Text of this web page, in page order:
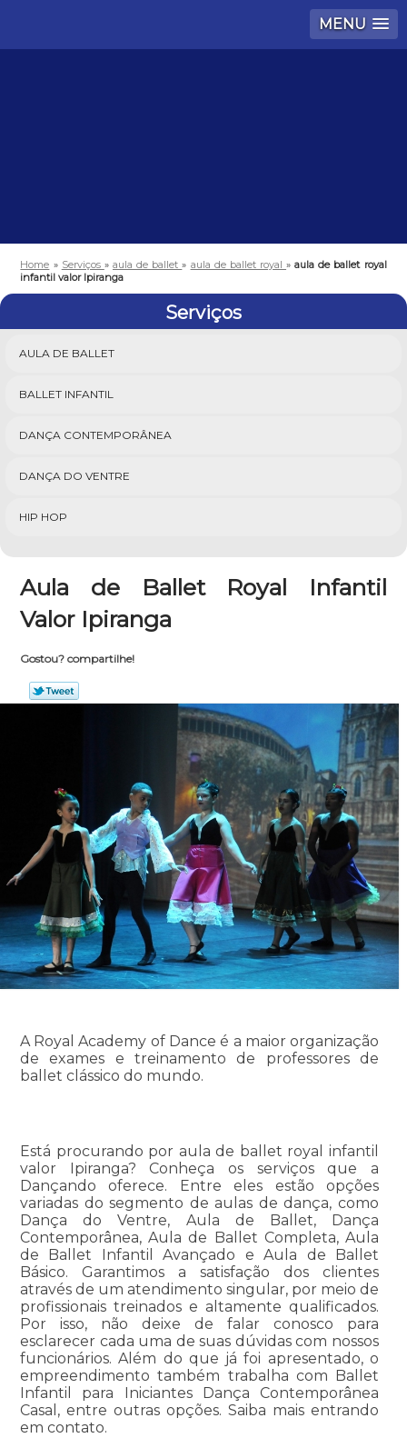
MENU
Home » Serviços » aula de ballet» aula de ballet royal»aula de ballet royal
infantil valor Ipiranga
Serviços
AULA DE BALLET
BALLET INFANTIL
DANÇA CONTEMPORÂNEA
DANÇA DO VENTRE
HIP HOP
Aula de Ballet Royal Infantil
Valor Ipiranga
Gostou? compartilhe!
A Royal Academy of Dance é a maior organização
de exames e treinamento de professores de
ballet clássico do mundo.
Está procurando por aula de ballet royal infantil
valor Ipiranga? Conheça os serviços que a
Dançando oferece. Entre eles estão opções
variadas do segmento de aulas de dança, como
Dança do Ventre, Aula de Ballet, Dança
Contemporânea, Aula de Ballet Completa, Aula
de Ballet Infantil Avançado e Aula de Ballet
Básico. Garantimos a satisfação dos clientes
através de um atendimento singular, por meio de
profissionais treinados e altamente qualificados.
Por isso, não deixe de falar conosco para
esclarecer cada uma de suas dúvidas com nossos
funcionários. Além do que já foi apresentado, o
empreendimento também trabalha com Ballet
Infantil para Iniciantes Dança Contemporânea
Casal, entre outras opções. Saiba mais entrando
em contato.